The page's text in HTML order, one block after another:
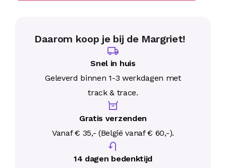
Daarom koop je bij de Margriet!
Snel in huis
Geleverd binnen 1-3 werkdagen met
track & trace.
Gratis verzenden
Vanaf € 35,- (België vanaf € 60,-).
14 dagen bedenktijd